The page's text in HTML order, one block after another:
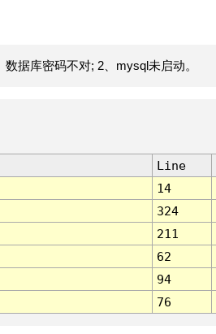
据库密码不对; 2、mysql未启动。
Line
14
324
211
62
94
76